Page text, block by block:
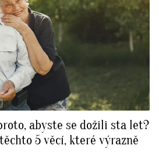
abyste se dožili sta let?
5 věcí, které výrazně